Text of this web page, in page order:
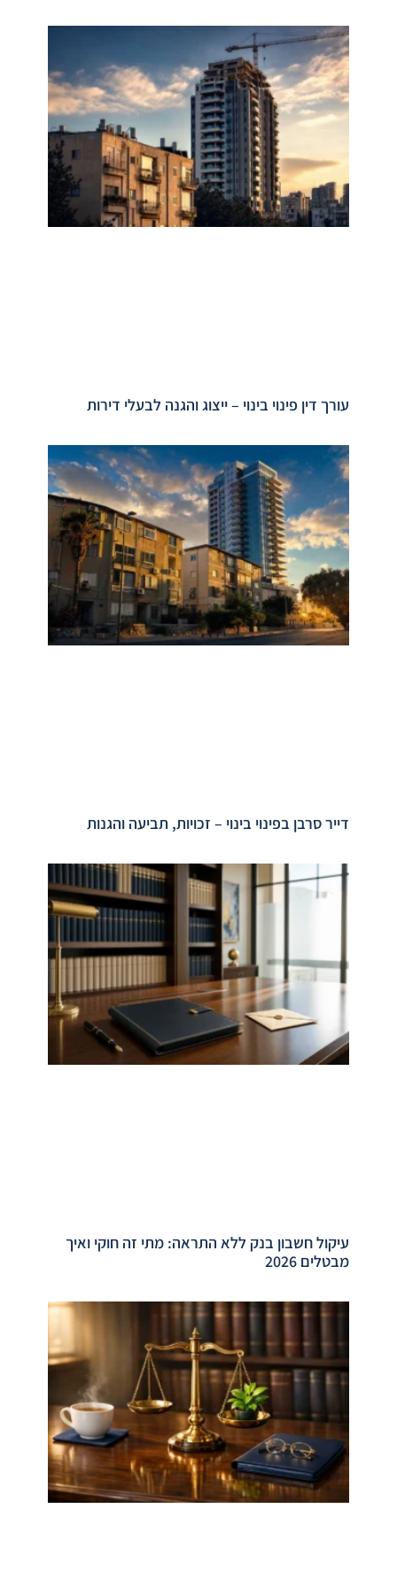
עורך דין פינוי בינוי – ייצוג והגנה לבעלי דירות
דייר סרבן בפינוי בינוי – זכויות, תביעה והגנות
עיקול חשבון בנק ללא התראה: מתי זה חוקי ואיך
מבטלים 2026